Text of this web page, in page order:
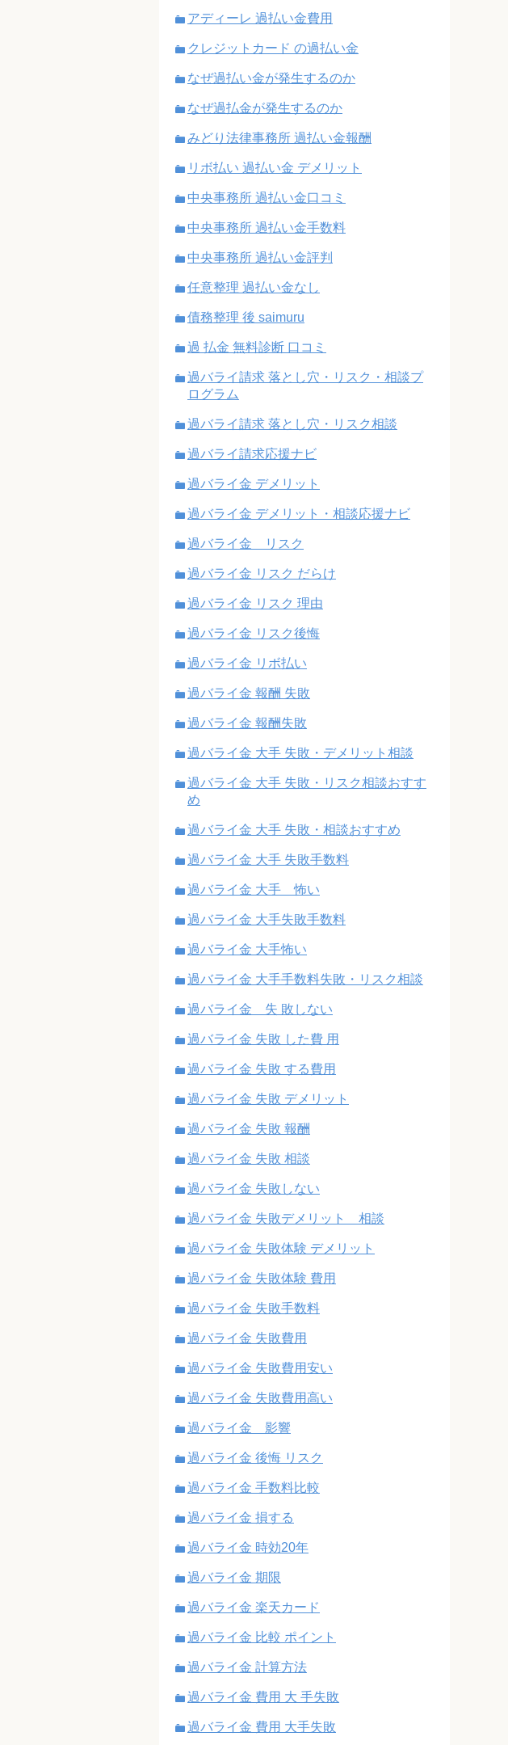
アディーレ 過払い金費用
クレジットカード の過払い金
なぜ過払い金が発生するのか
なぜ過払金が発生するのか
みどり法律事務所 過払い金報酬
リボ払い 過払い金 デメリット
中央事務所 過払い金口コミ
中央事務所 過払い金手数料
中央事務所 過払い金評判
任意整理 過払い金なし
債務整理 後 saimuru
過 払金 無料診断 口コミ
過バライ請求 落とし穴・リスク・相談プ
ログラム
過バライ請求 落とし穴・リスク相談
過バライ請求応援ナビ
過バライ金 デメリット
過バライ金 デメリット・相談応援ナビ
過バライ金 リスク
過バライ金 リスク だらけ
過バライ金 リスク 理由
過バライ金 リスク後悔
過バライ金 リボ払い
過バライ金 報酬 失敗
過バライ金 報酬失敗
過バライ金 大手 失敗・デメリット相談
過バライ金 大手 失敗・リスク相談おすす
め
過バライ金 大手 失敗・相談おすすめ
過バライ金 大手 失敗手数料
過バライ金 大手 怖い
過バライ金 大手失敗手数料
過バライ金 大手怖い
過バライ金 大手手数料失敗・リスク相談
過バライ金 失 敗しない
過バライ金 失敗 した費 用
過バライ金 失敗 する費用
過バライ金 失敗 デメリット
過バライ金 失敗 報酬
過バライ金 失敗 相談
過バライ金 失敗しない
過バライ金 失敗デメリット 相談
過バライ金 失敗体験 デメリット
過バライ金 失敗体験 費用
過バライ金 失敗手数料
過バライ金 失敗費用
過バライ金 失敗費用安い
過バライ金 失敗費用高い
過バライ金 影響
過バライ金 後悔 リスク
過バライ金 手数料比較
過バライ金 損する
過バライ金 時効20年
過バライ金 期限
過バライ金 楽天カード
過バライ金 比較 ポイント
過バライ金 計算方法
過バライ金 費用 大 手失敗
過バライ金 費用 大手失敗